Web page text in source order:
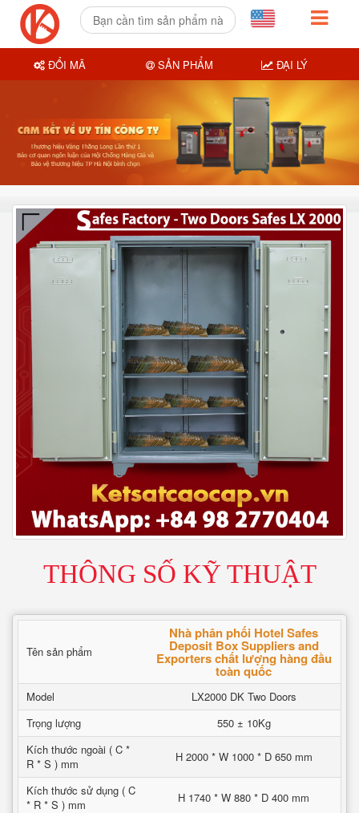
THÔNG SỐ KỸ THUẬT
Tên sản phẩm
Nhà phân phối Hotel Safes
Deposit Box Suppliers and
Exporters chất lượng hàng đầu
toàn quốc
Model
LX2000 DK Two Doors
Trọng lượng
550 ± 10Kg
Kích thước ngoài ( C *
R * S ) mm
H 2000 * W 1000 * D 650 mm
Kích thước sử dụng ( C
* R * S ) mm
H 1740 * W 880 * D 400 mm
ĐỔI MÃ SẢN PHẨM ĐẠI LÝ